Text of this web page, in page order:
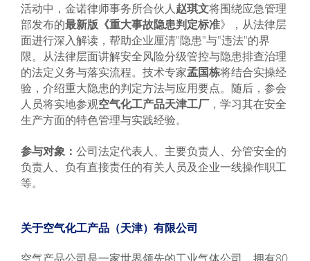
活动中，金诺律师事务所合伙人赵琪文将围绕应急管理
部发布的最新版《重大事故隐患判定标准》，从法律层
面进行深入解读，帮助企业厘清"隐患"与"违法"的界
限。从法律层面讲解安全风险分级管控与隐患排查治理
的法定义务与落实流程。技术专家孟国栋将结合实操经
验，介绍重大隐患的判定方法与应用要点。随后，参会
人员将实地参观空气化工产品天津工厂 ，学习其在安全
生产方面的特色管理与实践经验。
参与对象： 公司法定代表人、主要负责人、分管安全的
负责人、负有直接责任的有关人员及企业一线操作职工
等。
关于空气化工产品（天津）有限公司